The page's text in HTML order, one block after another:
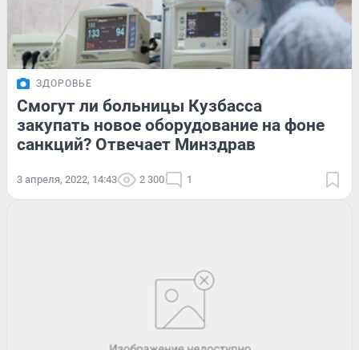
ЗДОРОВЬЕ
Смогут ли больницы Кузбасса
закупать новое оборудование на фоне
санкций? Отвечает Минздрав
3 апреля, 2022, 14:43 2 300 1